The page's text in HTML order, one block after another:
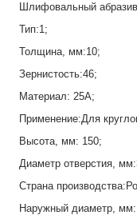
Шлифовальный
Тип:1;
Толщина, мм:10;
Зернистость:46;
Материал: 25А;
Применение:Для
Высота, мм: 150;
Диаметр отверстия,
Страна
Наружный диаметр,